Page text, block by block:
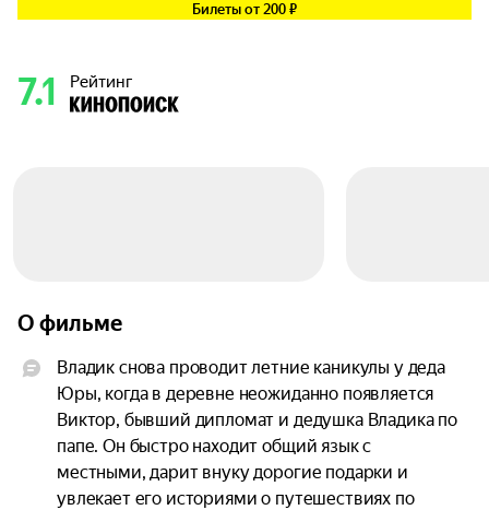
Билеты от 200 ₽
7.1 Рейтинг
О фильме
Владик снова проводит летние каникулы у деда
Юры, когда в деревне неожиданно появляется
Виктор, бывший дипломат и дедушка Владика по
папе. Он быстро находит общий язык с
местными, дарит внуку дорогие подарки и
увлекает его историями о путешествиях по